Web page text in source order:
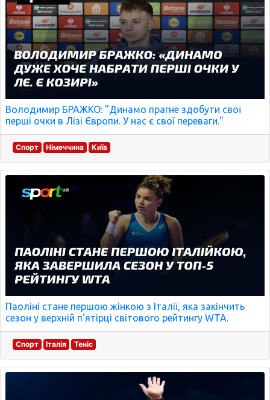
Володимир БРАЖКО: "Динамо прагне здобути свої
перші очки в Лізі Європи. У нас є свої переваги."
Спорт Німеччина Київ
Паоліні стане першою жінкою з Італії, яка закінчить
сезон у верхній п'ятірці світового рейтингу WTA.
Спорт Італія Теніс